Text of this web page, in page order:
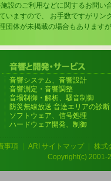
設のご利用などに関するお問い
いますので、 お手数ですがリン
団体が未掲載の場合もあります
音響システム、音響設計
音響測定・音響調整
音場制御・解析、騒音制御
防災無線放送 音達エリアの診断
ソフトウェア、信号処理
ハードウェア開発、制御
事項 ARI サイトマップ
株式
Copyright(c) 2001-